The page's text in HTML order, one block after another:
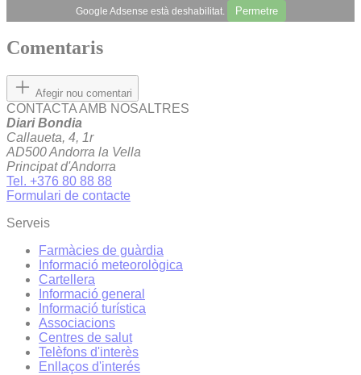
Google Adsense està deshabilitat. Permetre
Comentaris
Afegir nou comentari
CONTACTA AMB NOSALTRES
Diari Bondia
Callaueta, 4, 1r
AD500 Andorra la Vella
Principat d'Andorra
Tel. +376 80 88 88
Formulari de contacte
Serveis
Farmàcies de guàrdia
Informació meteorològica
Cartellera
Informació general
Informació turística
Associacions
Centres de salut
Telèfons d'interès
Enllaços d'interés